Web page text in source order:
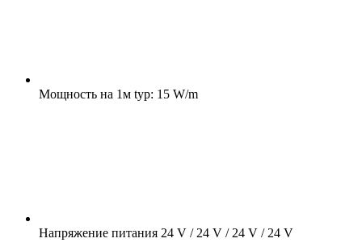
Мощность на 1м typ: 15 W/m
Напряжение питания 24 V / 24 V / 24 V / 24 V